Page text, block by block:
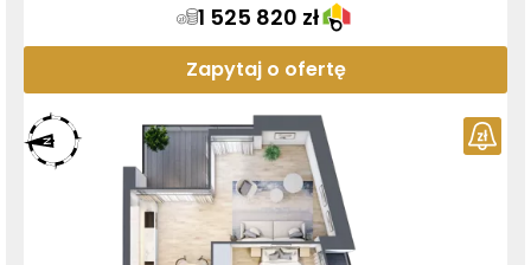
1 525 820 zł
Zapytaj o ofertę